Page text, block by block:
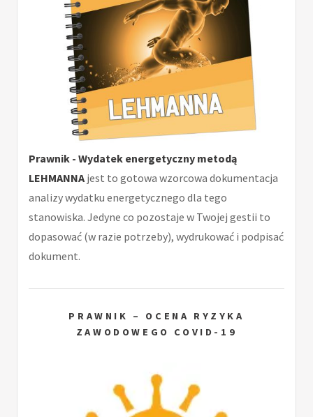
Prawnik - Wydatek energetyczny metodą
LEHMANNA jest to gotowa wzorcowa dokumentacja
analizy wydatku energetycznego dla tego
stanowiska. Jedyne co pozostaje w Twojej gestii to
dopasować (w razie potrzeby), wydrukować i podpisać
dokument.
PRAWNIK – OCENA RYZYKA
ZAWODOWEGO COVID-19